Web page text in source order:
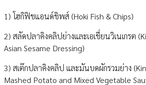
1) โฮกิฟิชแอนด์ชิพส์ (Hoki Fish & Chips)
2) สลัดปลาคิงคลิปย่างและเอเชี่ยนวิเนเกรต
Asian Sesame Dressing)
3) สเต๊กปลาคิงคลิป และมันบดผักรวมย่าง
Mashed Potato and Mixed Vegetable